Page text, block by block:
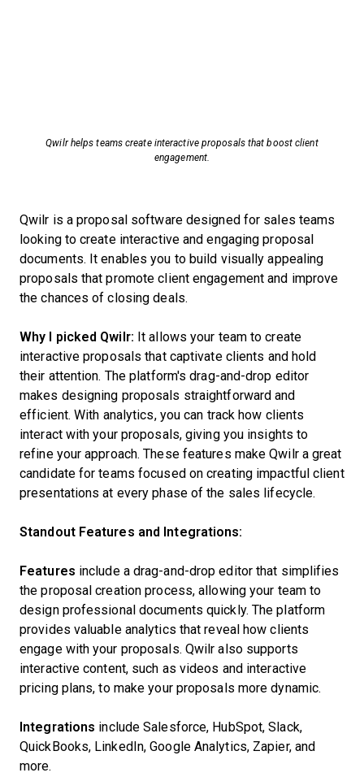
Qwilr helps teams create interactive proposals that boost client
engagement.
Qwilr is a proposal software designed for sales teams
looking to create interactive and engaging proposal
documents. It enables you to build visually appealing
proposals that promote client engagement and improve
the chances of closing deals.
Why I picked Qwilr: It allows your team to create
interactive proposals that captivate clients and hold
their attention. The platform's drag-and-drop editor
makes designing proposals straightforward and
efficient. With analytics, you can track how clients
interact with your proposals, giving you insights to
refine your approach. These features make Qwilr a great
candidate for teams focused on creating impactful client
presentations at every phase of the sales lifecycle.
Standout Features and Integrations:
Features include a drag-and-drop editor that simplifies
the proposal creation process, allowing your team to
design professional documents quickly. The platform
provides valuable analytics that reveal how clients
engage with your proposals. Qwilr also supports
interactive content, such as videos and interactive
pricing plans, to make your proposals more dynamic.
Integrations include Salesforce, HubSpot, Slack,
QuickBooks, LinkedIn, Google Analytics, Zapier, and
more.